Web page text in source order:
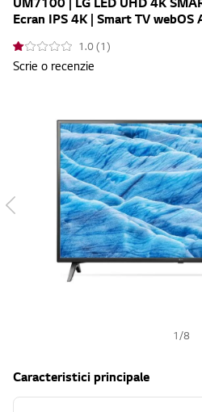
Ecran IPS 4K | Smart TV webOS
1.0 (1)
Scrie o recenzie
1 /8
Caracteristici principale